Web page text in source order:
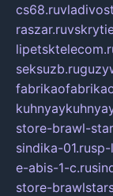
cs68.ru
raszar.ru
seksuzb.ru
store-brawl-
sindika-01.ru
e-abis-1-c.ru
store-